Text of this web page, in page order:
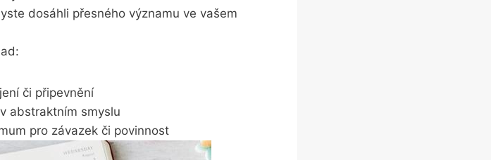
dosáhli přesného významu ve⁣ vašem
či připevnění
abstraktním smyslu
pro závazek ‍či povinnost